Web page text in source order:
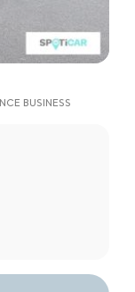
BUSINESS